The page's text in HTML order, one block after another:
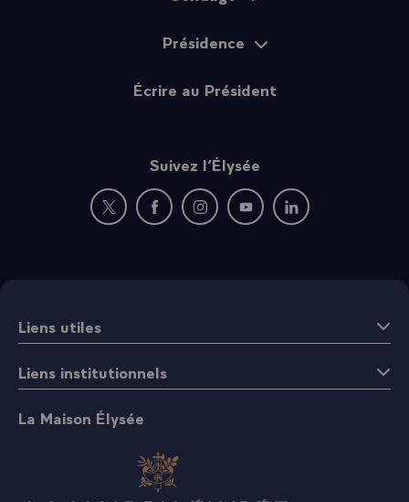
Présidence
Écrire au Président
Suivez l’Élysée
Nouvelle fenêtre : rejoignez-nous sur Twitter
Nouvelle fenêtre : rejoignez-nous sur
Nouvelle fenêtre : rejoignez-nous
Nouvelle fenêtre :
Nouvelle fenêtre :
Liens utiles
Liens institutionnels
La Maison Élysée